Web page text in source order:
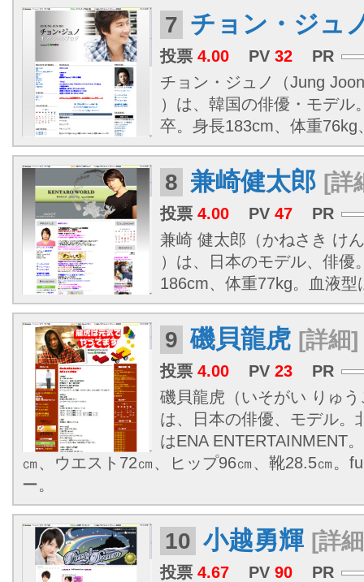
7 チョン・ジュ
投票 4.00 PV 32
PR
チョン・ジュノ（Jung
）は、韓国の俳優・モデル
卒。身長183cm、体重
8 兼崎健太郎 [詳
投票 4.00 PV 47
PR
兼崎 健太郎（かねさき け
）は、日本のモデル、俳優
186cm、体重77kg。血液型
9 磯貝龍虎 [詳細]
投票 4.00 PV 23
PR
磯貝龍虎（いそがい りゅ
は、日本の俳優、モデル。
はENA ENTERTAINMENT
㎝、ウエスト72㎝、ヒップ96㎝、靴28.5㎝。
ー。
10 小越勇輝 [詳
投票 4.67 PV 90
PR